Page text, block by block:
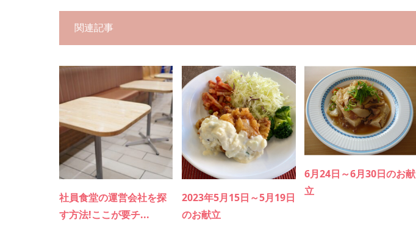
関連記事
社員食堂の運営会社を探
す方法!ここが要チ...
2023年5月15日～5月19日
のお献立
6月24日～6月30日のお献
立